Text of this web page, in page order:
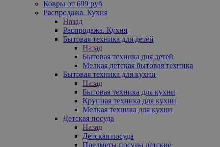
Ковры от 699 руб
Распродажа. Кухня
Назад
Распродажа. Кухня
Бытовая техника для детей
Назад
Бытовая техника для детей
Мелкая детская бытовая техника
Бытовая техника для кухни
Назад
Бытовая техника для кухни
Крупная техника для кухни
Мелкая техника для кухни
Детская посуда
Назад
Детская посуда
Предметы посуды детские